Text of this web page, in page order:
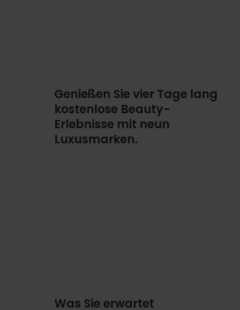
Genießen Sie vier Tage lang
kostenlose Beauty-
Erlebnisse mit neun
Luxusmarken.
Was Sie erwartet